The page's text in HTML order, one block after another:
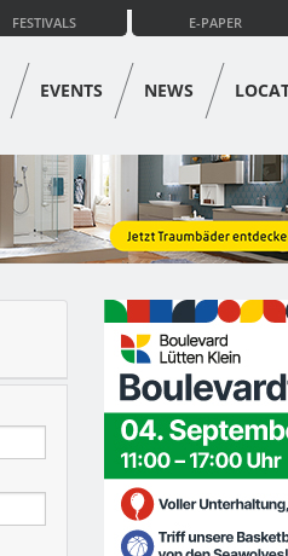
E-PAPER
FESTIVALS
EVENTS NEWS